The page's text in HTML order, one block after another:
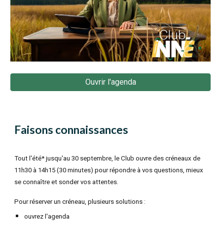
Ouvrir l'agenda
Faisons connaissances
Tout l'été* jusqu'au 30 septembre, le Club ouvre des créneaux de
11h30 à 14h15 (30 minutes) pour répondre à vos questions, mieux
se connaître et sonder vos attentes.
Pour réserver un créneau, plusieurs solutions :
ouvrez l'agenda